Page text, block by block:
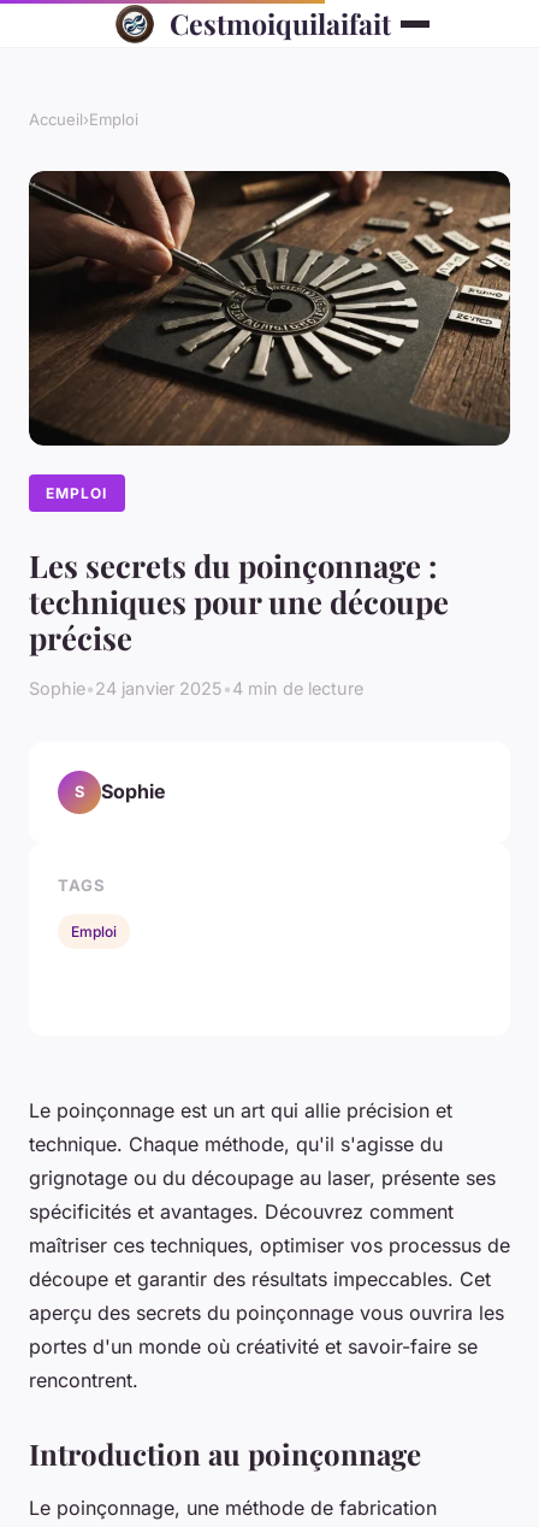
Cestmoiquilaifait
Accueil›Emploi
EMPLOI
Les secrets du poinçonnage :
techniques pour une découpe
précise
Sophie•24 janvier 2025•4 min de lecture
Le poinçonnage est un art qui allie précision et
technique. Chaque méthode, qu'il s'agisse du
grignotage ou du découpage au laser, présente ses
spécificités et avantages. Découvrez comment
maîtriser ces techniques, optimiser vos processus de
découpe et garantir des résultats impeccables. Cet
aperçu des secrets du poinçonnage vous ouvrira les
portes d'un monde où créativité et savoir-faire se
rencontrent.
Introduction au poinçonnage
Le poinçonnage, une méthode de fabrication
S Sophie
TAGS
Emploi